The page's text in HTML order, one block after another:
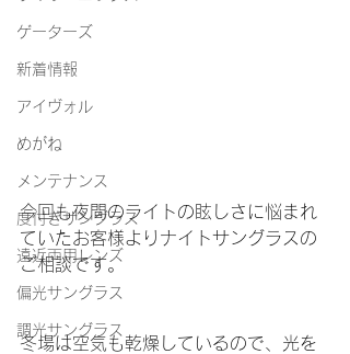
ゲーターズ
新着情報
アイヴォル
めがね
メンテナンス
度付きサングラス
遠近両用レンズ
偏光サングラス
調光サングラス
今回も夜間のライトの眩しさに悩まれ
ていたお客様よりナイトサングラスの
ご相談です。
冬場は空気も乾燥しているので、光を